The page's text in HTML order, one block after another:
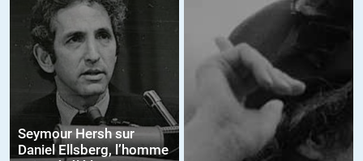
Seymour Hersh sur
Daniel Ellsberg, l’homme